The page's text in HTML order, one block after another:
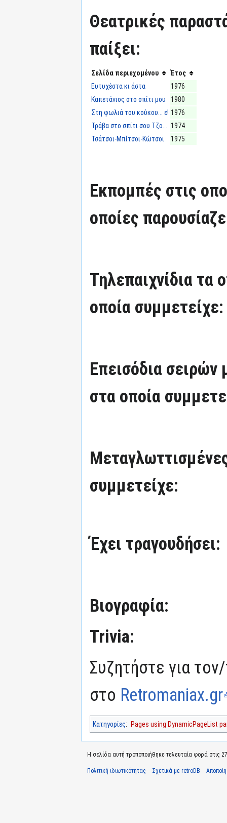
Θεατρικές
παίξει:
Σελίδα περιεχομένου
Έτος
Ευτυχέστα κι άστα
1976
Καπετάνιος στο σπίτι μου
1980
Στη φωλιά του κούκου... ε! 1976
Τράβα στο σπίτι σου Τζο...
1974
Τσάτσοι-Μπίτσοι-Κώτσοι
1975
Εκπομπές στις
οποίες
Τηλεπαιχνίδια τα
οποία συμμετείχε:
Επεισόδια
στα οποία
συμμετείχε:
Έχει τραγουδήσει:
Βιογραφία:
Trivia:
Συζητήστε για
στο Retromaniax.gr
Κατηγορίες: Pages using DynamicPageList
Η σελίδα αυτή τροποποιήθηκε τελευταία φορά στις
Πολιτική ιδιωτικότητας Σχετικά με retroDB